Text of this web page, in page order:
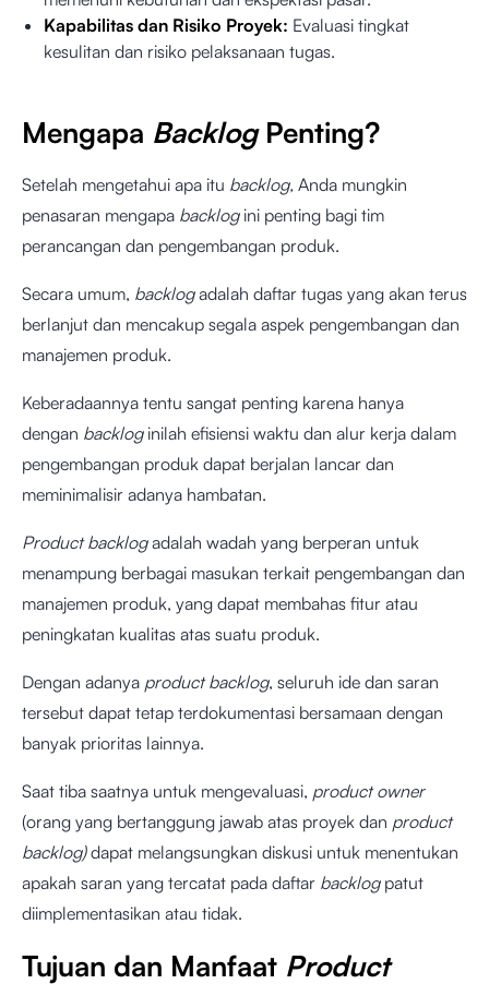
Kapabilitas dan Risiko Proyek: Evaluasi tingkat
kesulitan dan risiko pelaksanaan tugas.
Mengapa Backlog Penting?
Setelah mengetahui apa itu backlog, Anda mungkin
penasaran mengapa backlog ini penting bagi tim
perancangan dan pengembangan produk.
Secara umum, backlogadalah daftar tugas yang akan terus
berlanjut dan mencakup segala aspek pengembangan dan
manajemen produk.
Keberadaannya tentu sangat penting karena hanya
dengan backlog inilah efisiensi waktu dan alur kerja dalam
pengembangan produk dapat berjalan lancar dan
meminimalisir adanya hambatan.
Product backlogadalah wadah yang berperan untuk
menampung berbagai masukan terkait pengembangan dan
manajemen produk, yang dapat membahas fitur atau
peningkatan kualitas atas suatu produk.
Dengan adanya product backlog, seluruh ide dan saran
tersebut dapat tetap terdokumentasi bersamaan dengan
banyak prioritas lainnya.
Saat tiba saatnya untuk mengevaluasi, product owner
(orang yang bertanggung jawab atas proyek dan product
backlog)dapat melangsungkan diskusi untuk menentukan
apakah saran yang tercatat pada daftar backlogpatut
diimplementasikan atau tidak.
Tujuan dan Manfaat Product